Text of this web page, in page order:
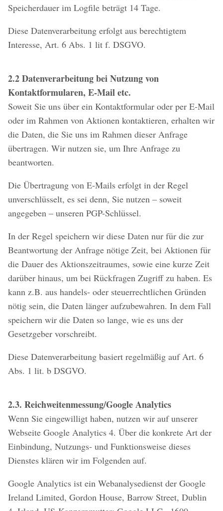
Speicherdauer im Logfile beträgt 14 Tage.
Diese Datenverarbeitung erfolgt aus berechtigtem
Interesse, Art. 6 Abs. 1 lit f. DSGVO.
2.2 Datenverarbeitung bei Nutzung von
Kontaktformularen, E-Mail etc.
Soweit Sie uns über ein Kontaktformular oder per E-Mail
oder im Rahmen von Aktionen kontaktieren, erhalten wir
die Daten, die Sie uns im Rahmen dieser Anfrage
übertragen. Wir nutzen sie, um Ihre Anfrage zu
beantworten.
Die Übertragung von E-Mails erfolgt in der Regel
unverschlüsselt, es sei denn, Sie nutzen – soweit
angegeben – unseren PGP-Schlüssel.
In der Regel speichern wir diese Daten nur für die zur
Beantwortung der Anfrage nötige Zeit, bei Aktionen für
die Dauer des Aktionszeitraumes, sowie eine kurze Zeit
darüber hinaus, um bei Rückfragen Zugriff zu haben. Es
kann z.B. aus handels- oder steuerrechtlichen Gründen
nötig sein, die Daten länger aufzubewahren. In dem Fall
speichern wir die Daten so lange, wie es uns der
Gesetzgeber vorschreibt.
Diese Datenverarbeitung basiert regelmäßig auf Art. 6
Abs. 1 lit. b DSGVO.
2.3. Reichweitenmessung/Google Analytics
Wenn Sie eingewilligt haben, nutzen wir auf unserer
Webseite Google Analytics 4. Über die konkrete Art der
Einbindung, Nutzungs- und Funktionsweise dieses
Dienstes klären wir im Folgenden auf.
Google Analytics ist ein Webanalysedienst der Google
Ireland Limited, Gordon House, Barrow Street, Dublin